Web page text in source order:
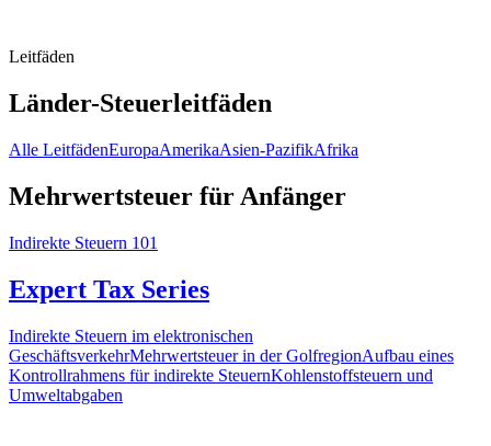
Leitfäden
Länder-Steuerleitfäden
Alle LeitfädenEuropaAmerikaAsien-PazifikAfrika
Mehrwertsteuer für Anfänger
Indirekte Steuern 101
Expert Tax Series
Indirekte Steuern im elektronischen
GeschäftsverkehrMehrwertsteuer in der GolfregionAufbau eines
Kontrollrahmens für indirekte SteuernKohlenstoffsteuern und
Umweltabgaben